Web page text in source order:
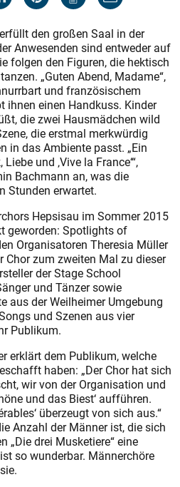
den großen Saal in der
Anwesenden sind entweder auf
folgen den Figuren, die hektisch
„Guten Abend, Madame“,
und französischem
ihnen einen Handkuss. Kinder
die zwei Hausmädchen wild
die erstmal merkwürdig
in das Ambiente passt. „Ein
und ‚Vive la France‘“,
Bachmann an, was die
Stunden erwartet.
Hepsisau im Sommer 2015
geworden: Spotlights of
Organisatoren Theresia Müller
zum zweiten Mal zu dieser
der Stage School
und Tänzer sowie
aus der Weilheimer Umgebung
und Szenen aus vier
Publikum.
erklärt dem Publikum, welche
haben: „Der Chor hat sich
wir von der Organisation und
und das Biest‘ aufführen.
überzeugt von sich aus.“
Anzahl der Männer ist, die sich
„Die drei Musketiere“ eine
so wunderbar. Männerchöre